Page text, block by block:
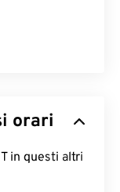
orari
in questi altri